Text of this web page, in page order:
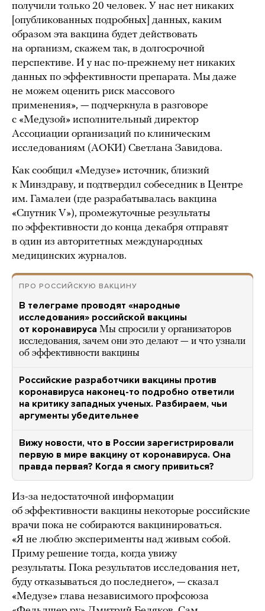
получили только 20 человек. У нас нет никаких
[опубликованных подробных] данных, каким
образом эта вакцина будет действовать
на организм, скажем так, в долгосрочной
перспективе. И у нас по-прежнему нет никаких
данных по эффективности препарата. Мы даже
не можем оценить риск массового
применения», — подчеркнула в разговоре
с «Медузой» исполнительный директор
Ассоциации организаций по клиническим
исследованиям (АОКИ) Светлана Завидова.
Как сообщил «Медузе» источник, близкий
к Минздраву, и подтвердил собеседник в Центре
им. Гамалеи (где разрабатывалась вакцина
«Спутник V»), промежуточные результаты
по эффективности до конца декабря отправят
в один из авторитетных международных
медицинских журналов.
ПРО РОССИЙСКУЮ ВАКЦИНУ
В телеграме проводят «народные
исследования» российской вакцины
от коронавируса Мы спросили у организаторов
исследования, зачем они это делают — и что узнали
об эффективности вакцины
Российские разработчики вакцины против
коронавируса наконец-то подробно ответили
на критику западных ученых. Разбираем, чьи
аргументы убедительнее
Вижу новости, что в России зарегистрировали
первую в мире вакцину от коронавируса. Она
правда первая? Когда я смогу привиться?
Из-за недостаточной информации
об эффективности вакцины некоторые российские
врачи пока не собираются вакцинироваться.
«Я не люблю эксперименты над живым собой.
Приму решение тогда, когда увижу
результаты. Пока результатов исследования нет,
буду отказываться до последнего», — сказал
«Медузе» глава независимого профсоюза